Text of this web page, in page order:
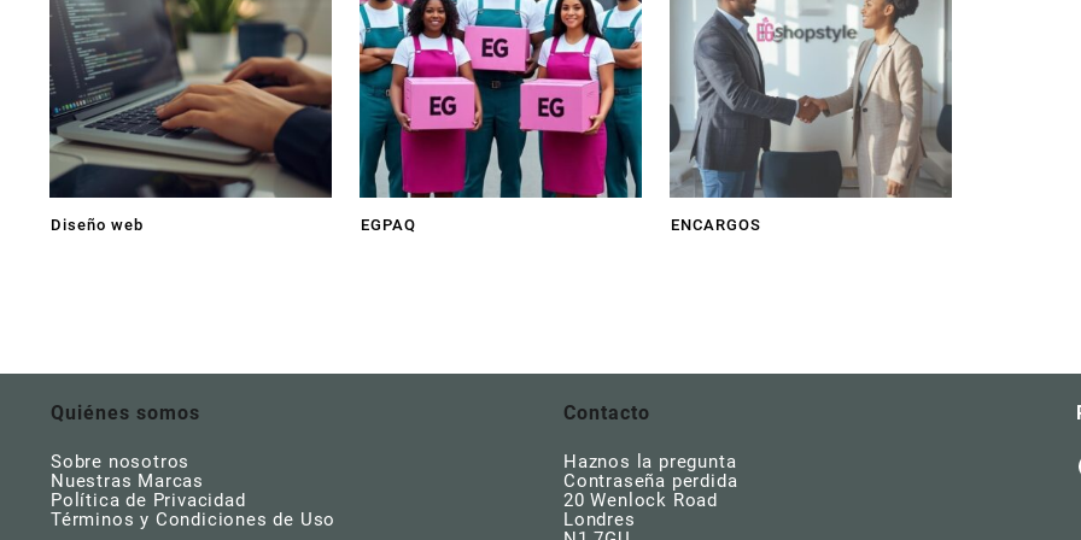
Diseño web EGPAQ ENCARGOS
Quiénes somos
Sobre nosotros
Nuestras Marcas
Política de Privacidad
Términos y Condiciones de Uso
Contacto
Haznos la pregunta
Contraseña perdida
20 Wenlock Road
Londres